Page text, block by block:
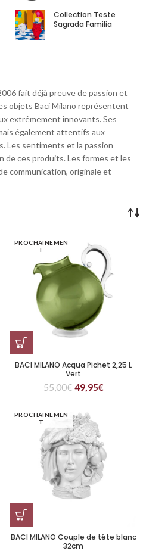
Collection Teste
Sagrada Familia
fait déjà preuve de passion et
objets Baci Milano représentent
extrêmement innovants. Ses
également attentifs aux
Les sentiments et la passion
de ces produits. Les formes et les
communication, originale et
PROCHAINEMEN
T
BACI MILANO Acqua Pichet 2,25 L
Vert
55,00€49,95€
PROCHAINEMEN
T
BACI MILANO Couple de tête blanc
32cm